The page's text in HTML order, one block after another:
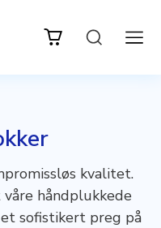
kvalitet.
håndplukkede
sofistikert preg på